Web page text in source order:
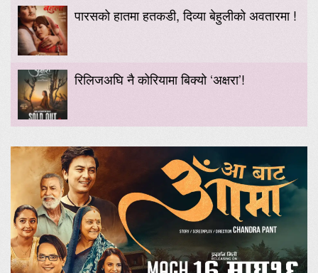
पारसको हातमा हतकडी, दिव्या बेहुलीको अवतारमा !
रिलिजअघि नै कोरियामा बिक्यो ‘अक्षरा’!